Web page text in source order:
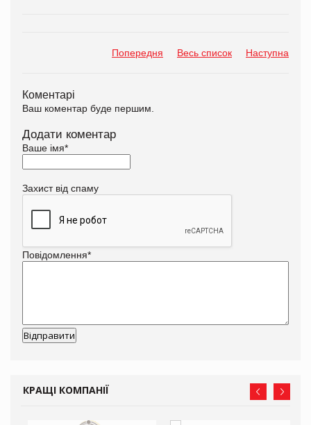
Попередня Весь список Наступна
Коментарі
Ваш коментар буде першим.
Додати коментар
Ваше імя*
Захист від спаму
Повідомлення*
КРАЩІ КОМПАНІЇ